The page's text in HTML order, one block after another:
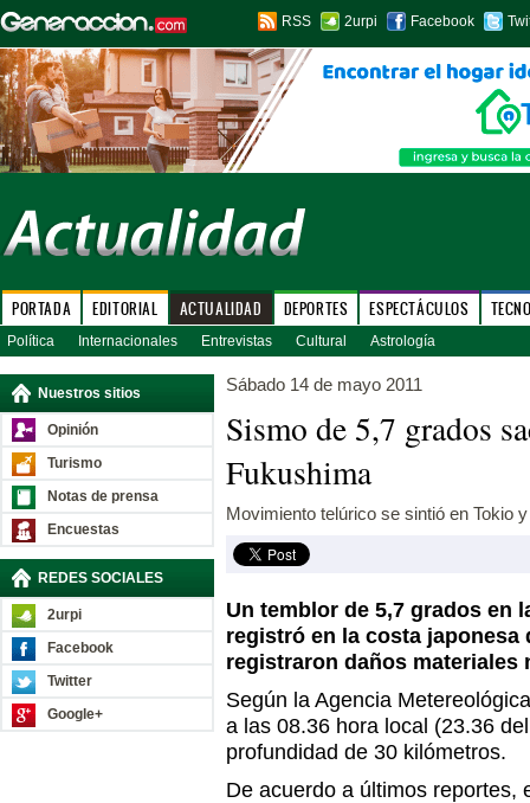
RSS 2urpi Facebook
PORTADA EDITORIAL ACTUALIDAD DEPORTES ESPECTÁCULOS
Política Internacionales Entrevistas Cultural Astrología
Nuestros sitios
Opinión
Turismo
Notas de prensa
Encuestas
REDES SOCIALES
2urpi
Facebook
Twitter
Google+
Sábado 14 de mayo 2011
Sismo de 5,7 grados
Fukushima
Movimiento telúrico se sintió en Tokio
Un temblor de 5,7 grados en
registró en la costa japonesa
registraron daños materiales
Según la Agencia
a las 08.36 hora local (23.36
profundidad de 30 kilómetros.
De acuerdo a últimos reportes,